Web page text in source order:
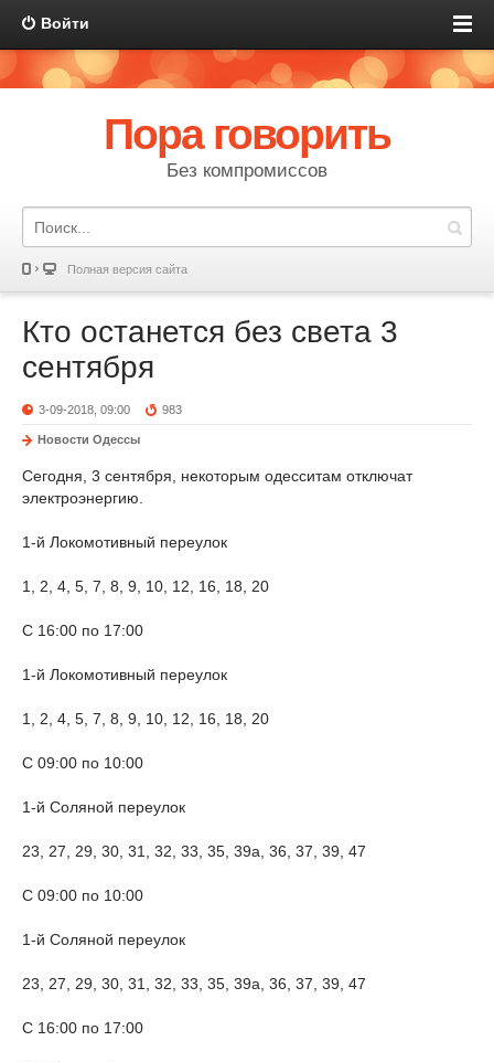
Войти
Пора говорить
Без компромиссов
Полная версия сайта
Кто останется без света 3
сентября
3-09-2018, 09:00 983
Новости Одессы
Сегодня, 3 сентября, некоторым одесситам отключат
электроэнергию.
1-й Локомотивный переулок
1, 2, 4, 5, 7, 8, 9, 10, 12, 16, 18, 20
С 16:00 по 17:00
1-й Локомотивный переулок
1, 2, 4, 5, 7, 8, 9, 10, 12, 16, 18, 20
С 09:00 по 10:00
1-й Соляной переулок
23, 27, 29, 30, 31, 32, 33, 35, 39а, 36, 37, 39, 47
С 09:00 по 10:00
1-й Соляной переулок
23, 27, 29, 30, 31, 32, 33, 35, 39а, 36, 37, 39, 47
С 16:00 по 17:00